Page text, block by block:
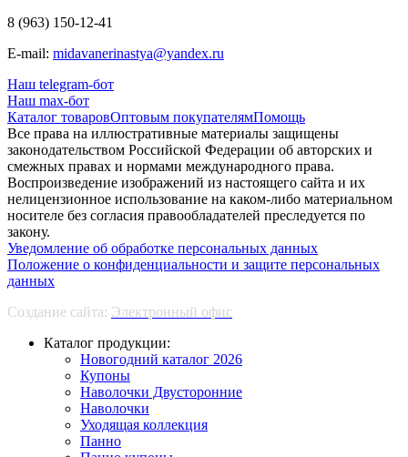
8 (963) 150-12-41
E-mail: midavanerinastya@yandex.ru
Наш telegram-бот
Наш max-бот
Каталог товаровОптовым покупателямПомощь
Все права на иллюстративные материалы защищены
законодательством Российской Федерации об авторских и
смежных правах и нормами международного права.
Воспроизведение изображений из настоящего сайта и их
нелицензионное использование на каком-либо материальном
носителе без согласия правообладателей преследуется по
закону.
Уведомление об обработке персональных данных
Положение о конфиденциальности и защите персональных
данных
Создание сайта: Электронный офис
Каталог продукции:
Новогодний каталог 2026
Купоны
Наволочки Двусторонние
Наволочки
Уходящая коллекция
Панно